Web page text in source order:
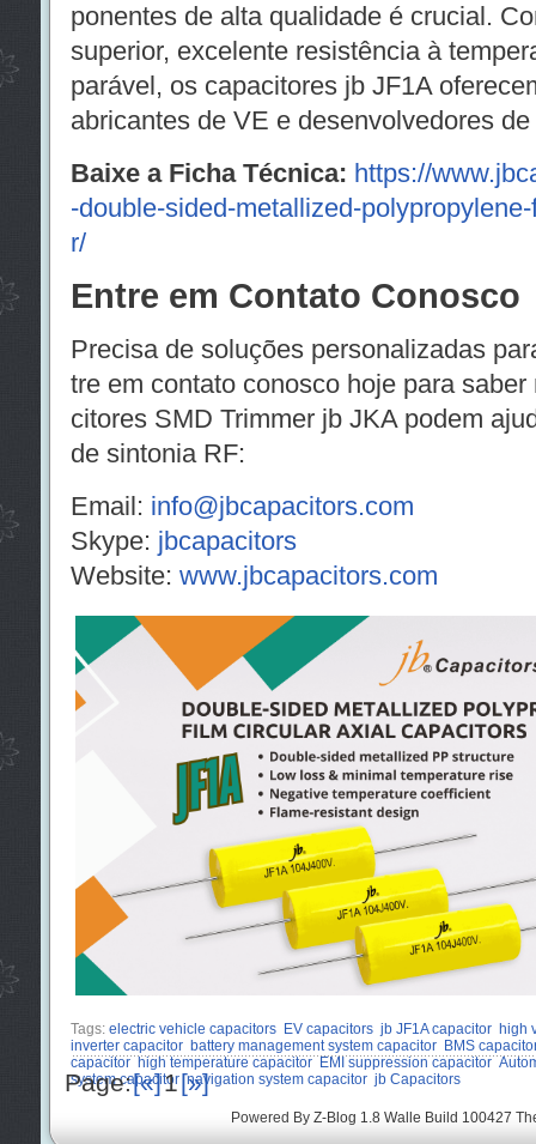
ponentes de alta qualidade é crucial.
superior, excelente resistência à
parável, os capacitores jb JF1A
abricantes de VE e desenvolvedores
Baixe a Ficha Técnica: https://
-double-sided-metallized-
r/
Entre em Contato Conosco
Precisa de soluções personalizadas
tre em contato conosco hoje para
citores SMD Trimmer jb JKA podem
de sintonia RF:
Email: info@jbcapacitors.com
Skype: jbcapacitors
Website: www.jbcapacitors.com
Tags: electric vehicle capacitors EV capacitors jb JF1A capacitor
high
inverter capacitor battery management system capacitor
BMS
capacitor
high temperature capacitor EMI suppression capacitor
system capacitor navigation system capacitor jb Capacitors
Page:[«]1[»]
Powered By Z-Blog 1.8 Walle Build 100427